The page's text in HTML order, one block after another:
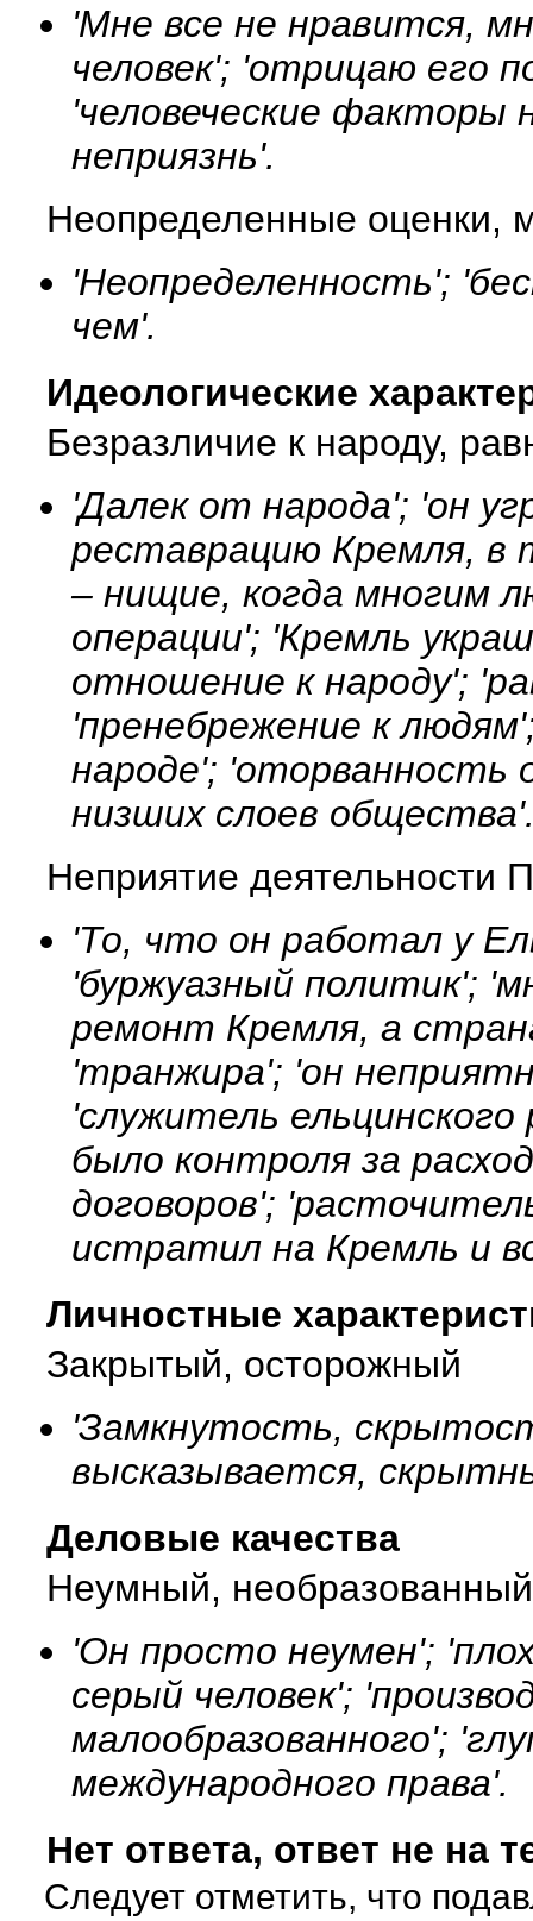
'Мне все не нравится,
человек'; 'отрицаю его
'человеческие факторы
неприязнь'.
Неопределенные оценки,
'Неопределенность';
чем'.
Идеологические
Безразличие к народу,
'Далек от народа'; 'он
реставрацию Кремля, в
– нищие, когда многим
операции'; 'Кремль
отношение к народу';
'пренебрежение к
народе'; 'оторванность
низших слоев
Неприятие деятельности
'То, что он работал у
'буржуазный политик';
ремонт Кремля, а
'транжира'; 'он
'служитель
было контроля за
договоров';
истратил на Кремль и
Личностные
Закрытый, осторожный
'Замкнутость,
высказывается,
Деловые качества
Неумный, необразованный
'Он просто неумен';
серый человек';
малообразованного';
международного права'.
Нет ответа, ответ не на
Следует отметить, что